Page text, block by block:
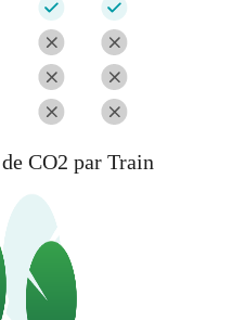
CO2 par Train